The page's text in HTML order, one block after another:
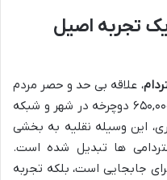
تجربه اصیل
، علاقه بی حد و حصر مردم
به دوچرخه سواری است. با بیش از ۶۵۰,۰۰۰ دوچرخه در شهر و شبکه
این وسیله نقلیه به بخشی
ها تبدیل شده است.
جابجایی است، بلکه تجربه